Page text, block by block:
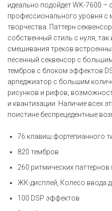
идеально подойдет WK-7600 –
профессионального уровня
творчества. Паттерн
собственный стиль с нуля, так
смешивания треков
песенный секвенсор с
тембров с блоком эффектов
арпеджиатор с большим
рисунков и рифов,
и квантизации. Наличие всех
поистине беспрецедентные
76 клавиш фортепианного
820 тембров
260 ритмических паттернов
ЖК-дисплей, Колесо ввода
100 DSP эффектов